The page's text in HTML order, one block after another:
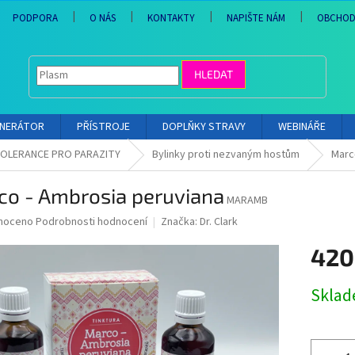
PODPORA O NÁS KONTAKTY NAPIŠTE NÁM
HLEDAT
PŘÍSTROJE DOPLŇKY STRAVY WEBINÁŘE
PRO PARAZITY Bylinky proti nezvaným hostům
- Ambrosia peruviana MARAMB
Podrobnosti hodnocení Značka: Dr. Clark
cena: